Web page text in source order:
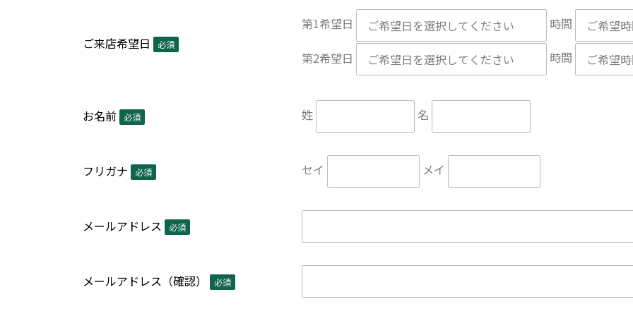
ご来店希望日 必須
第1希望日 時間
第2希望日 時間
お名前 必須 姓 名
フリガナ 必須 セイ メイ
メールアドレス 必須
メールアドレス（確認） 必須